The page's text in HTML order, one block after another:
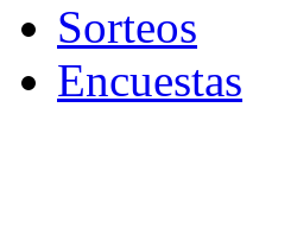
Sorteos
Encuestas